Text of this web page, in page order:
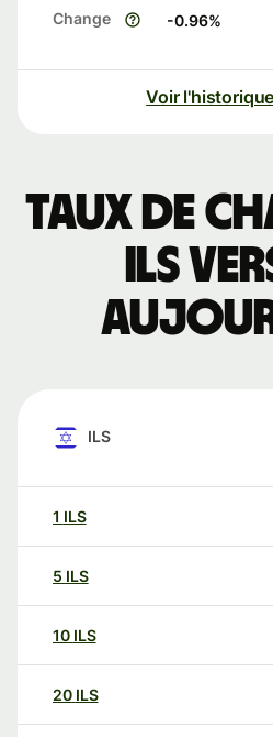
Change -0.96%
Voir
Taux de
ILS
ILS
1 ILS
5 ILS
10 ILS
20 ILS